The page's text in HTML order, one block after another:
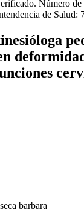
Número de
de Salud:
barbara